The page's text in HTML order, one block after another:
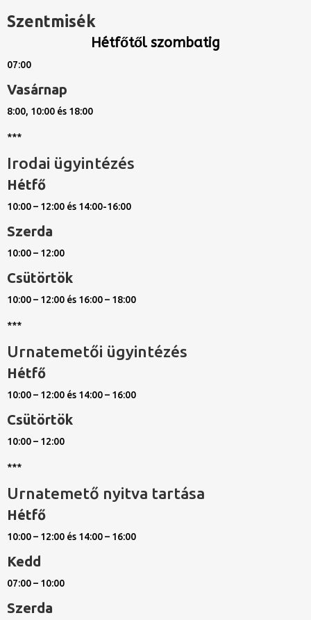
Szentmisék
Hétfőtől szombatig
07:00
Vasárnap
8:00, 10:00 és 18:00
***
Irodai ügyintézés
Hétfő
10:00 – 12:00 és 14:00-16:00
Szerda
10:00 – 12:00
Csütörtök
10:00 – 12:00 és 16:00 – 18:00
***
Urnatemetői ügyintézés
Hétfő
10:00 – 12:00 és 14:00 – 16:00
Csütörtök
10:00 – 12:00
***
Urnatemető nyitva tartása
Hétfő
10:00 – 12:00 és 14:00 – 16:00
Kedd
07:00 – 10:00
Szerda